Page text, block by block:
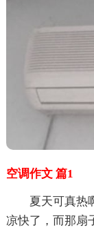
空调作文 篇1
夏天可真热啊
凉快了，而那扇